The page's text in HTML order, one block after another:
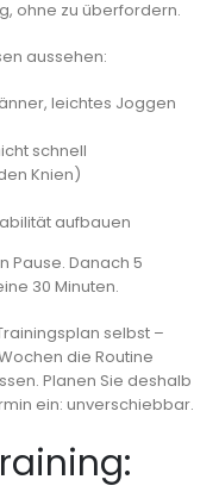
ohne zu überfordern.
aussehen:
leichtes Joggen
schnell
Knien)
aufbauen
Pause. Danach 5
30 Minuten.
selbst –
die Routine
Planen Sie deshalb
ein: unverschiebbar.